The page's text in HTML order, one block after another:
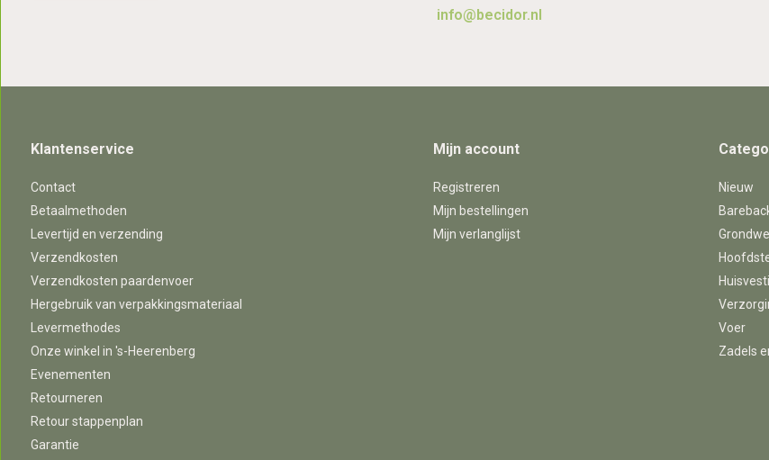
info@becidor.nl
Klantenservice
Contact
Betaalmethoden
Levertijd en verzending
Verzendkosten
Verzendkosten paardenvoer
Hergebruik van verpakkingsmateriaal
Levermethodes
Onze winkel in 's-Heerenberg
Evenementen
Retourneren
Retour stappenplan
Garantie
Mijn account
Registreren
Mijn bestellingen
Mijn verlanglijst
Nieuw
Voer
Zadels